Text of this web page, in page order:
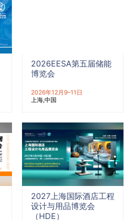
2026EESA第五届储能
博览会
2026年12月9–11日
上海 中国
2027上海国际酒店工程
设计与用品博览会
（HDE）